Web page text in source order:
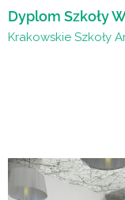
Dyplom Szkoły
Krakowskie Szkoły